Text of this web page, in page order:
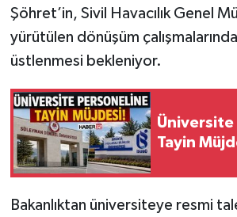
Şöhret’in, Sivil Havacılık Genel
yürütülen dönüşüm
üstlenmesi bekleniyor.
Tayin
Bakanlıktan üniversiteye resmi
Tarihi Yapılarımız
Türkiye
Yerel
İletişim
Künye